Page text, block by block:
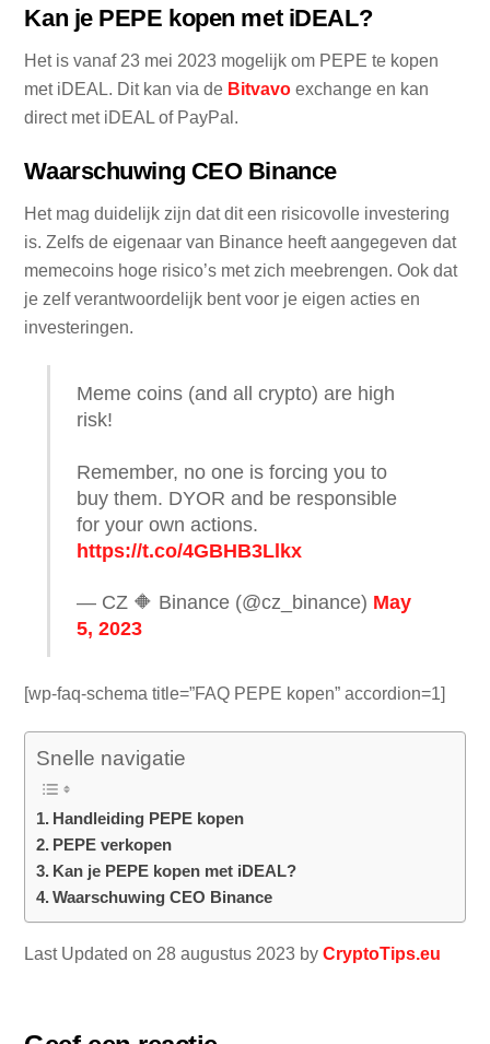
Last Updated on 28 augustus 2023 byCryptoTips.eu
Kan je PEPE kopen met iDEAL?
Het is vanaf 23 mei 2023 mogelijk om PEPE te kopen
met iDEAL. Dit kan via de Bitvavo exchange en kan
direct met iDEAL of PayPal.
Waarschuwing CEO Binance
Het mag duidelijk zijn dat dit een risicovolle investering
is. Zelfs de eigenaar van Binance heeft aangegeven dat
memecoins hoge risico’s met zich meebrengen. Ook dat
je zelf verantwoordelijk bent voor je eigen acties en
investeringen.
Meme coins (and all crypto) are high
risk!
Remember, no one is forcing you to
buy them. DYOR and be responsible
for your own actions.
https://t.co/4GBHB3Llkx
— CZ 🔶 Binance (@cz_binance) May
5, 2023
[wp-faq-schema title=”FAQ PEPE kopen” accordion=1]
Snelle navigatie
Handleiding PEPE kopen
PEPE verkopen
Kan je PEPE kopen met iDEAL?
Waarschuwing CEO Binance